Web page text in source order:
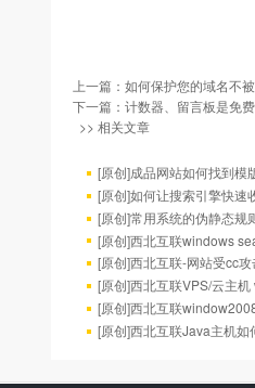
上一篇： 如何保护您的域名不
下一篇： 计数器、留言板是免
>> 相关文章
[原创]成品网站如何找到模
[原创]如何让搜索引擎快
[原创]常用系统的伪静态
[原创]西北互联windows
[原创]西北互联-网站受cc
[原创]西北互联VPS/云主
[原创]西北互联
[原创]西北互联Java主机